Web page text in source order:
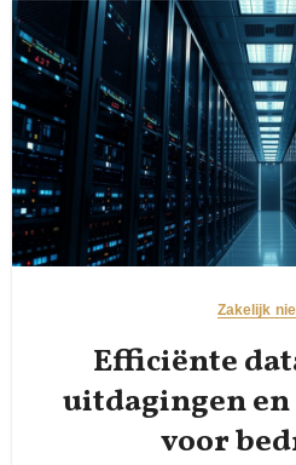
Zakelijk
Efficiënte
uitdagingen
voor